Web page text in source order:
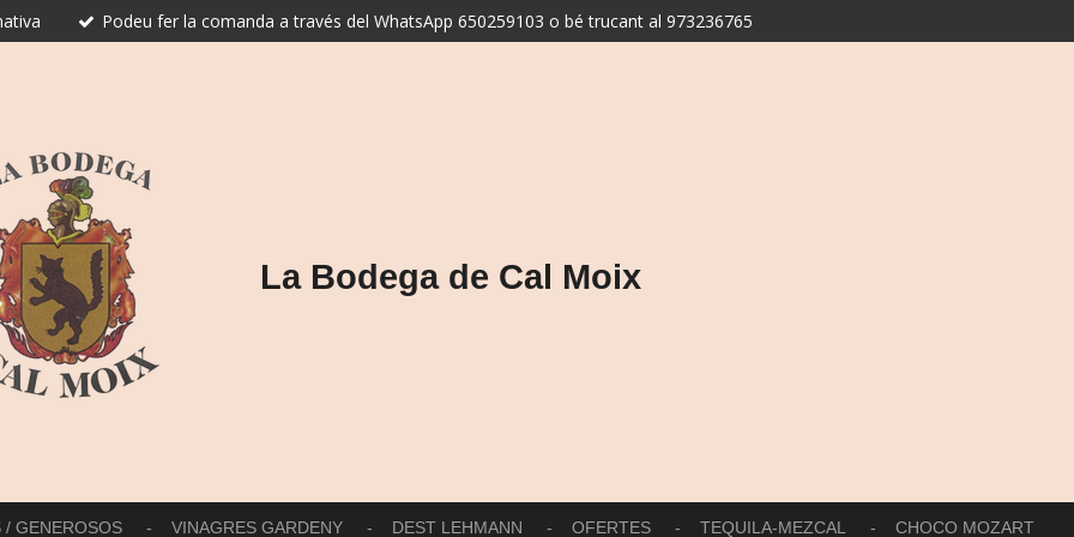
Podeu fer la comanda a través del WhatsApp 650259103 o bé trucant al 973236765
La Bodega de Cal Moix
/ GENEROSOS VINAGRES GARDENY DEST LEHMANN OFERTES TEQUILA-MEZCAL CHOCO MOZART